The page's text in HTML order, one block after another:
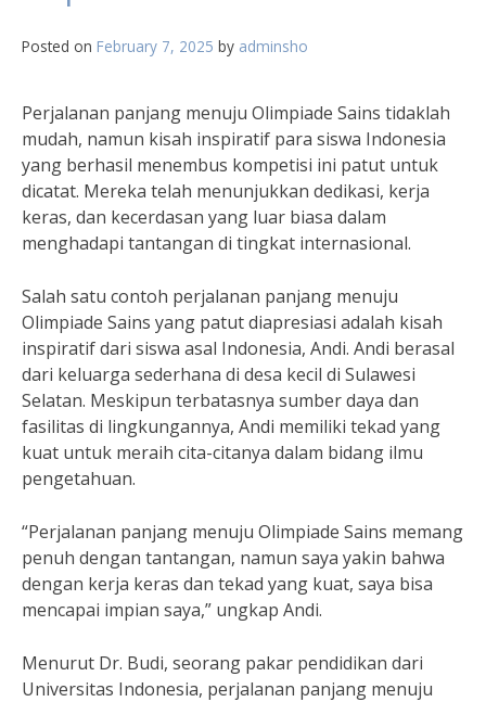
Posted on February 7, 2025 by adminsho
Perjalanan panjang menuju Olimpiade Sains tidaklah
mudah, namun kisah inspiratif para siswa Indonesia
yang berhasil menembus kompetisi ini patut untuk
dicatat. Mereka telah menunjukkan dedikasi, kerja
keras, dan kecerdasan yang luar biasa dalam
menghadapi tantangan di tingkat internasional.
Salah satu contoh perjalanan panjang menuju
Olimpiade Sains yang patut diapresiasi adalah kisah
inspiratif dari siswa asal Indonesia, Andi. Andi berasal
dari keluarga sederhana di desa kecil di Sulawesi
Selatan. Meskipun terbatasnya sumber daya dan
fasilitas di lingkungannya, Andi memiliki tekad yang
kuat untuk meraih cita-citanya dalam bidang ilmu
pengetahuan.
“Perjalanan panjang menuju Olimpiade Sains memang
penuh dengan tantangan, namun saya yakin bahwa
dengan kerja keras dan tekad yang kuat, saya bisa
mencapai impian saya,” ungkap Andi.
Menurut Dr. Budi, seorang pakar pendidikan dari
Universitas Indonesia, perjalanan panjang menuju